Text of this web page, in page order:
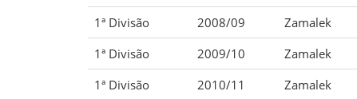
1ª Divisão
2008/09 Zamalek
1ª Divisão
2009/10 Zamalek
1ª Divisão
2010/11 Zamalek